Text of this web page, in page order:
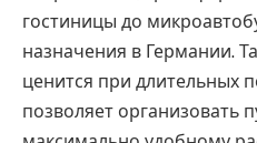
гостиницы до
назначения в Германии.
ценится при длительных
позволяет организовать